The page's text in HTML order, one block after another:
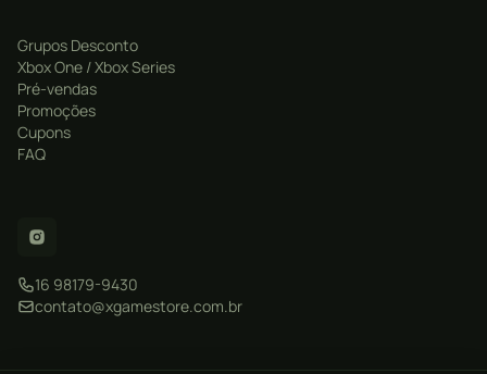
Grupos Desconto
Xbox One / Xbox Series
Pré-vendas
Promoções
Cupons
FAQ
16 98179-9430
contato@xgamestore.com.br